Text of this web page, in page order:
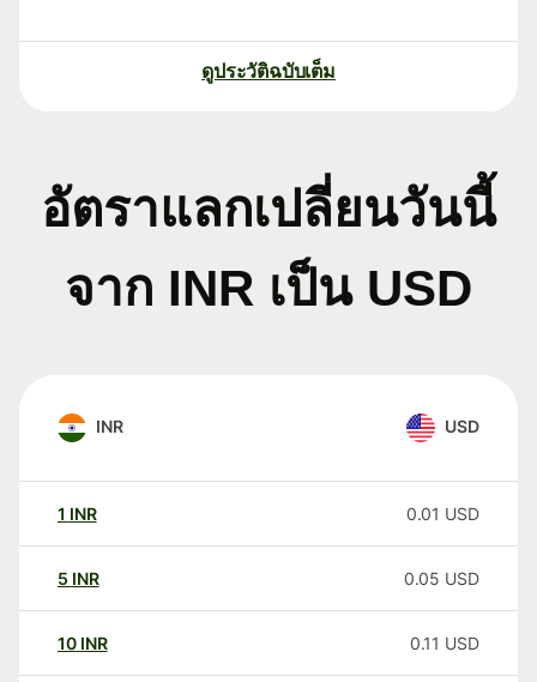
ดูประวัติฉบับเต็ม
อัตราแลกเปลี่ยนวันนี้
จาก INR เป็น USD
INR USD
1 INR 0.01 USD
5 INR 0.05 USD
10 INR 0.11 USD